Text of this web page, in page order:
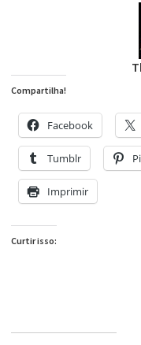
Compartilha!
Facebook
Tumblr
Imprimir
Curtir isso: